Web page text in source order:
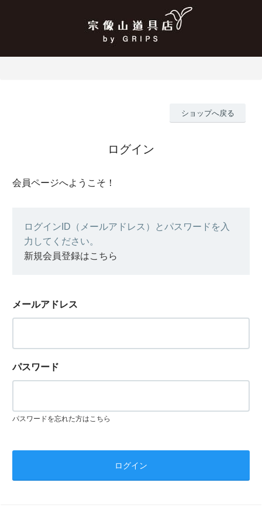
ショップへ戻る
ログイン
会員ページへようこそ！
ログインID（メールアドレス）とパスワードを入
力してください。
新規会員登録はこちら
メールアドレス
パスワード
パスワードを忘れた方はこちら